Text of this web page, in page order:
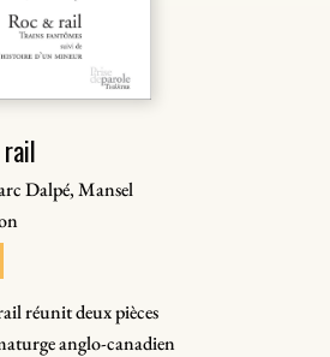
Dalpé, Mansel
réunit deux pièces
anglo-canadien